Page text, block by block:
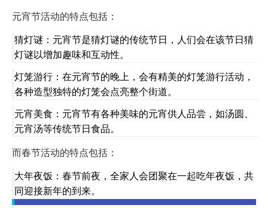
元宵节活动的特点包括：
猜灯谜：元宵节是猜灯谜的传统节日，人们会在该节日猜
灯谜以增加趣味和互动性。
灯笼游行：在元宵节的晚上，会有精美的灯笼游行活动，
各种造型独特的灯笼会点亮整个街道。
元宵美食：元宵节有各种美味的元宵供人品尝，如汤圆、
元宵汤等传统节日食品。
而春节活动的特点包括：
大年夜饭：春节前夜，全家人会团聚在一起吃年夜饭，共
同迎接新年的到来。